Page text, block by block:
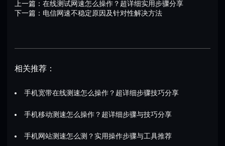
上一篇： 在线测试网速怎么操作？超详细实用步骤分享
下一篇： 电信网速不稳定原因及针对性解决方法
相关推荐：
手机宽带在线测速怎么操作？超详细步骤技巧分享
手机移动测速怎么操作？超详细步骤与技巧分享
手机网站测速怎么测？实用操作步骤与工具推荐